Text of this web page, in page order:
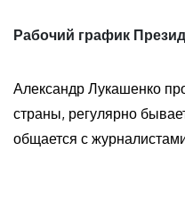
Рабочий график
Александр Лукашенко
страны, регулярно
общается с